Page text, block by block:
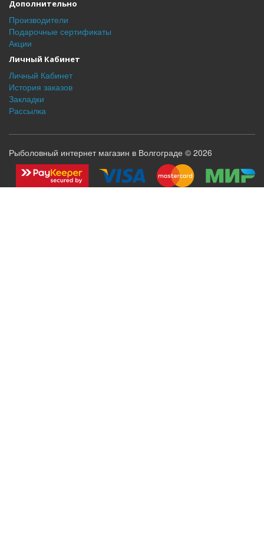
Дополнительно
Производители
Подарочные сертификаты
Акции
Личный Кабинет
Личный Кабинет
История заказов
Закладки
Рассылка
Рыболовный интернет магазин в Волгограде © 2026